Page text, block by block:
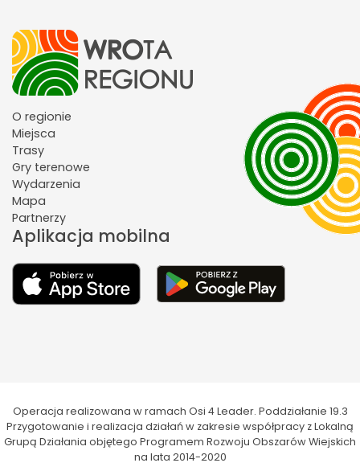
O regionie
Miejsca
Trasy
Gry terenowe
Wydarzenia
Mapa
Partnerzy
Aplikacja mobilna
Operacja realizowana w ramach Osi 4 Leader. Poddziałanie 19.3
Przygotowanie i realizacja działań w zakresie współpracy z Lokalną
Grupą Działania objętego Programem Rozwoju Obszarów Wiejskich
na lata 2014-2020